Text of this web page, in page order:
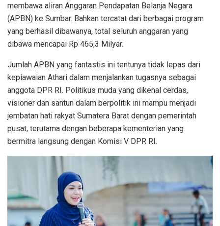
membawa aliran Anggaran Pendapatan Belanja Negara
(APBN) ke Sumbar. Bahkan tercatat dari berbagai program
yang berhasil dibawanya, total seluruh anggaran yang
dibawa mencapai Rp 465,3 Milyar.
Jumlah APBN yang fantastis ini tentunya tidak lepas dari
kepiawaian Athari dalam menjalankan tugasnya sebagai
anggota DPR RI. Politikus muda yang dikenal cerdas,
visioner dan santun dalam berpolitik ini mampu menjadi
jembatan hati rakyat Sumatera Barat dengan pemerintah
pusat, terutama dengan beberapa kementerian yang
bermitra langsung dengan Komisi V DPR RI.